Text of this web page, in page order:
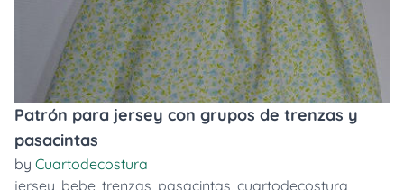
Patrón para jersey con grupos de trenzas y
pasacintas
by Cuartodecostura
jersey, bebe, trenzas, pasacintas, cuartodecostura